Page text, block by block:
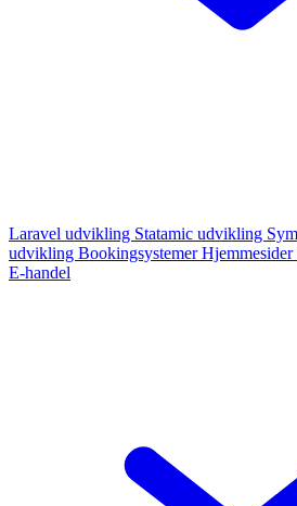
Laravel udvikling Statamic udvikling
udvikling BookingsystemerHjemmesider
E-handel